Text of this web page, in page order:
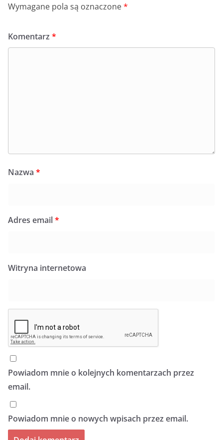
Wymagane pola są oznaczone*
Komentarz *
Nazwa *
Adres email*
Witryna internetowa
Powiadom mnie o kolejnych komentarzach przez
email.
Powiadom mnie o nowych wpisach przez email.